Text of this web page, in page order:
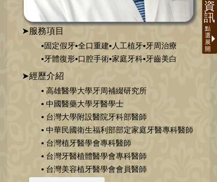
➤服務項目
▪固定假牙▪全口重建▪人工植牙▪牙周治療
▪牙體復形▪口腔手術▪家庭牙科▪牙齒美白
➤經歷介紹
▪ 高雄醫學大學牙周補綴研究所
▪ 中國醫藥大學牙醫學士
▪ 台灣大學附設醫院牙科部醫師
▪ 中華民國衛生福利部部定家庭牙醫專科醫師
▪ 台灣植牙醫學會專科醫師
▪ 台灣牙醫植體醫學會專科醫師
▪ 台灣美容植牙醫學會會員醫師